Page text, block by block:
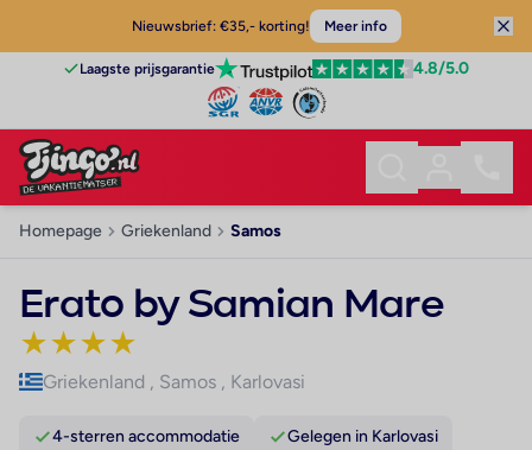
Nieuwsbrief: €35,- korting! Meer info
Laagste prijsgarantie 4.8/5.0
Homepage Griekenland Samos
Erato by Samian Mare
★★★★
Griekenland , Samos , Karlovasi
4-sterren accommodatie Gelegen in Karlovasi